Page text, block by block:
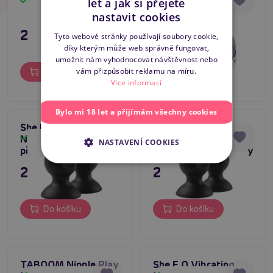
279 Kč
Do košíku
795 Kč
Do košíku
She.E.O Silicone
Nipple Suckers L,
přísavky na bradavky
295 Kč
Do košíku
She.E.O Silicone
Nipple Suckers M,
přísavky na bradavky
Skladem
249 Kč
Do košíku
TABOOM Nipple Play
She.E.O Vibrating
ENGLISH
let a jak si přejete
nastavit cookies
Tyto webové stránky používají soubory cookie,
díky kterým může web správně fungovat,
umožnit nám vyhodnocovat návštěvnost nebo
vám přizpůsobit reklamu na míru.
Více informací
Bylo mi 18 let a přijímám všechny cookies
NASTAVENÍ COOKIES